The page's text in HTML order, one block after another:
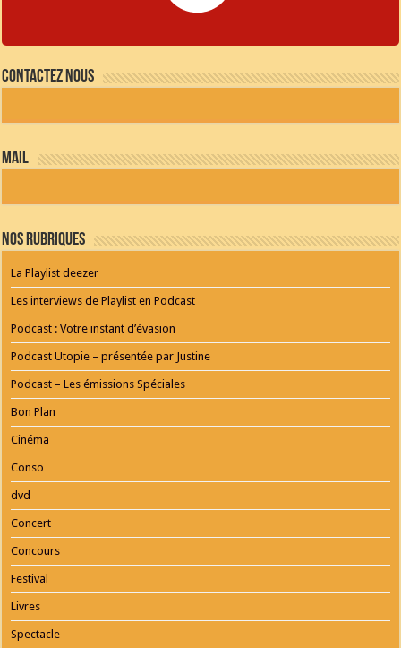
RADIO
PLAYER
RADIO
by
WordPress
SERVICE
ONLINE
AGENTUR
MAINZ
Playlist
The Rolling Stones - Mr Charm
Contactez nous
mail
Nos Rubriques
La Playlist deezer
Les interviews de Playlist en Podcast
Podcast : Votre instant d’évasion
Podcast Utopie – présentée par Justine
Podcast – Les émissions Spéciales
Bon Plan
Cinéma
Conso
dvd
Concert
Concours
Festival
Livres
Spectacle